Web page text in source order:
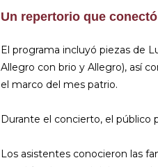
Un repertorio que
El programa incluyó piezas de
Allegro con brio y Allegro), así
el marco del mes patrio.
Durante el concierto, el público
Los asistentes conocieron las